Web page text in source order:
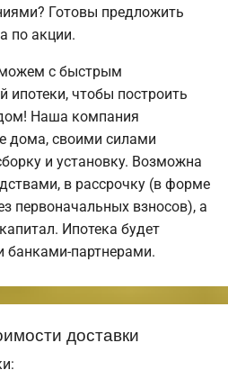
Готовы предложить
по акции.
с быстрым
чтобы построить
Наша компания
дома, своими силами
и установку. Возможна
в рассрочку (в форме
первоначальных взносов), а
Ипотека будет
банками-партнерами.
доставки